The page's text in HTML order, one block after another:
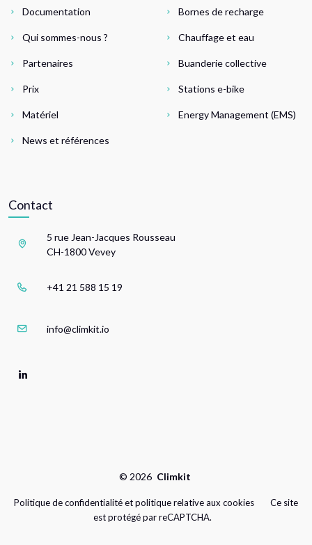
Documentation
Qui sommes-nous ?
Partenaires
Prix
Matériel
News et références
Bornes de recharge
Chauffage et eau
Buanderie collective
Stations e-bike
Energy Management (EMS)
Contact
5 rue Jean-Jacques Rousseau
CH-1800 Vevey
+41 21 588 15 19
info@climkit.io
© 2026 Climkit
Politique de confidentialité et politique relative aux cookies
Ce site
est protégé par reCAPTCHA.